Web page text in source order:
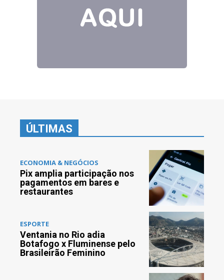
ÚLTIMAS
ECONOMIA & NEGÓCIOS
Pix amplia participação nos
pagamentos em bares e
restaurantes
ESPORTE
Ventania no Rio adia
Botafogo x Fluminense pelo
Brasileirão Feminino